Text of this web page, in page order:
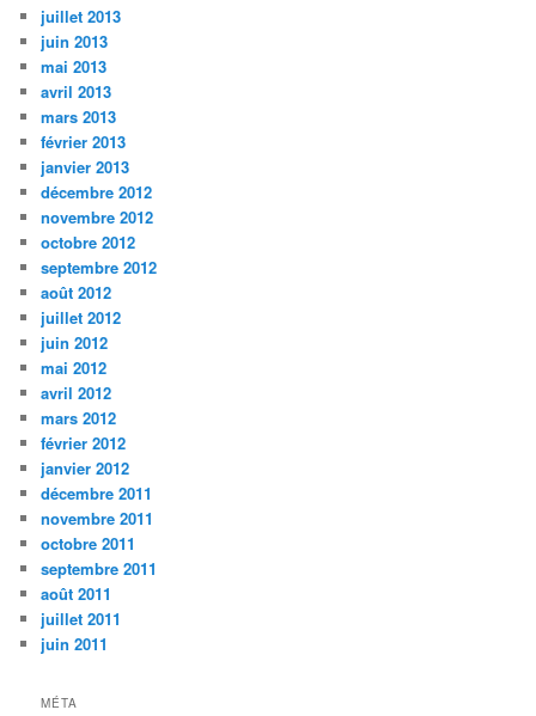
juillet 2013
juin 2013
mai 2013
avril 2013
mars 2013
février 2013
janvier 2013
décembre 2012
novembre 2012
octobre 2012
septembre 2012
août 2012
juillet 2012
juin 2012
mai 2012
avril 2012
mars 2012
février 2012
janvier 2012
décembre 2011
novembre 2011
octobre 2011
septembre 2011
août 2011
juillet 2011
juin 2011
MÉTA